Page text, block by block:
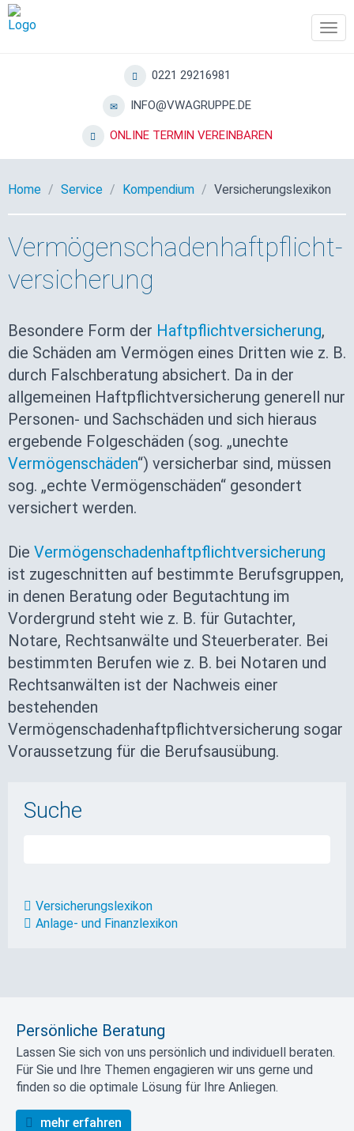
0221 29216981
INFO@VWAGRUPPE.DE
ONLINE TERMIN VEREINBAREN
Home Service Kompendium Versicherungslexikon
Vermögen­schaden­haft­pflicht­
versicherung
Besondere Form der Haftpflichtversicherung,
die Schäden am Vermögen eines Dritten wie z. B.
durch Falschberatung absichert. Da in der
allgemeinen Haftpflichtversicherung generell nur
Personen- und Sachschäden und sich hieraus
ergebende Folgeschäden (sog. „unechte
Vermögenschäden“) versicherbar sind, müssen
sog. „echte Vermögenschäden“ gesondert
versichert werden.
Die Vermögenschadenhaftpflichtversicherung
ist zugeschnitten auf bestimmte Berufsgruppen,
in denen Beratung oder Begutachtung im
Vordergrund steht wie z. B. für Gutachter,
Notare, Rechtsanwälte und Steuerberater. Bei
bestimmten Berufen wie z. B. bei Notaren und
Rechtsanwälten ist der Nachweis einer
bestehenden
Vermögenschadenhaftpflichtversicherung sogar
Voraussetzung für die Berufsausübung.
Suche
Versicherungslexikon
Anlage- und Finanzlexikon
Persönliche Beratung
Lassen Sie sich von uns persönlich und individuell beraten.
Für Sie und Ihre Themen engagieren wir uns gerne und
finden so die optimale Lösung für Ihre Anliegen.
mehr erfahren